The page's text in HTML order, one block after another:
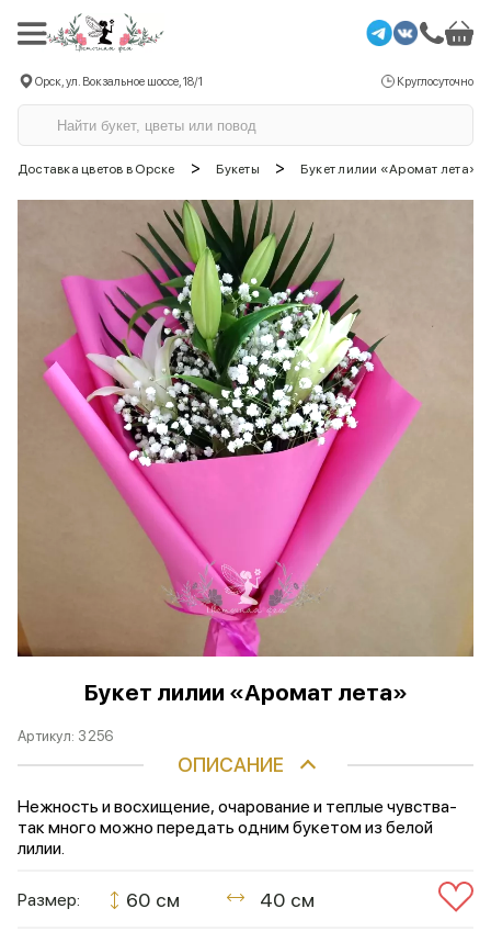
Орск, ул. Вокзальное шоссе, 18/1 Круглосуточно
Доставка цветов в Орске > Букеты > Букет лилии «Аромат лета»
Букет лилии «Аромат лета»
Артикул: 3256
ОПИСАНИЕ
Нежность и восхищение, очарование и теплые чувства-
так много можно передать одним букетом из белой
лилии.
Размер: 60 см
40 см